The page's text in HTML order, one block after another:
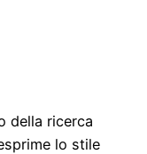
della ricerca
lo stile